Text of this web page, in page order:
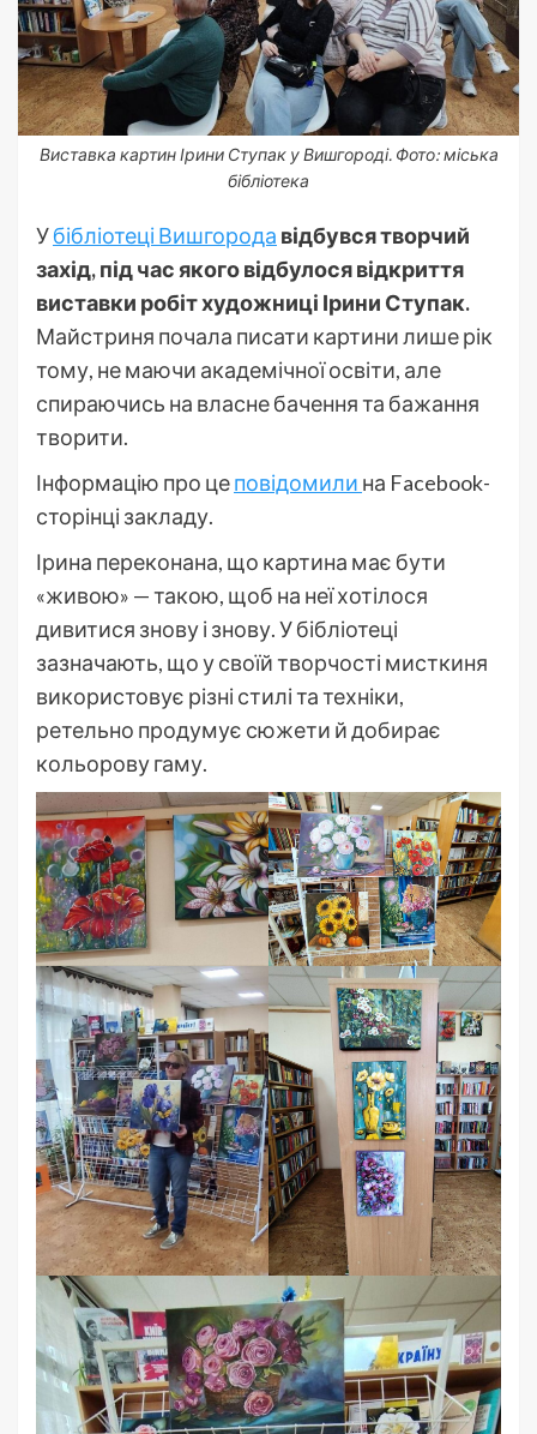
Виставка картин Ірини Ступак у Вишгороді. Фото: міська
бібліотека
Убібліотеці Вишгорода відбувся творчий
захід, під час якого відбулося відкриття
виставки робіт художниці Ірини Ступак.
Майстриня почала писати картини лише рік
тому, не маючи академічної освіти, але
спираючись на власне бачення та бажання
творити.
Інформацію про цеповідомили на Facebook-
сторінці закладу.
Ірина переконана, що картина має бути
«живою» — такою, щоб на неї хотілося
дивитися знову і знову. У бібліотеці
зазначають, що у своїй творчості мисткиня
використовує різні стилі та техніки,
ретельно продумує сюжети й добирає
кольорову гаму.